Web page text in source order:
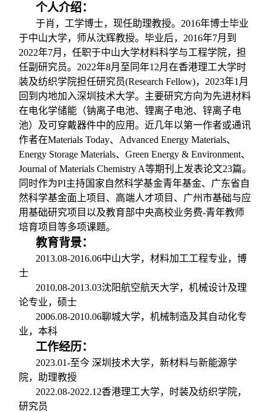
个人介绍：
于肖，工学博士，现任助理教授。 2016年博士毕业
于中山大学，师从沈辉教授。毕业后， 2016年7月到
2022年7月，任职于中山大学材料科学与工程学院，担
任副研究员。 2022年8月至同年12月在香港理工大学时
装及纺织学院担任研究员(Research Fellow)， 2023年1 月
回到内地加入深圳技术大学。主要研究方向为先进材料
在电化学储能（钠离子电池、锂离子电池、锌离子电
池）及可穿戴器件中的应用。近几年以第一作者或通讯
作者在Materials Today、 Advanced Energy Materials、
Energy Storage Materials、Green Energy & Environment、
Journal of Materials Chemistry A等期刊上发表论文23篇。
同时作为PI主持国家自然科学基金青年基金、广东省自
然科学基金面上项目、高端人才项目、广州市基础与应
用基础研究项目以及教育部中央高校业务费-青年教师
培育项目等多项课题。
教育背景：
2013.08-2016.06中山大学，材料加工工程专业，博
士
2010.08-2013.03沈阳航空航天大学，机械设计及理
论专业，硕士
2006.08-2010.06聊城大学，机械制造及其自动化专
业，本科
工作经历：
2023.01-至今 深圳技术大学，新材料与新能源学
院，助理教授
2022.08-2022.12香港理工大学，时装及纺织学院，
研究员